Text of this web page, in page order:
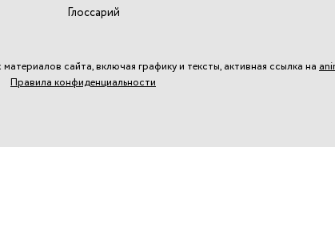
Глоссарий
сайта, включая графику и тексты, активная ссылка на
Правила конфиденциальности